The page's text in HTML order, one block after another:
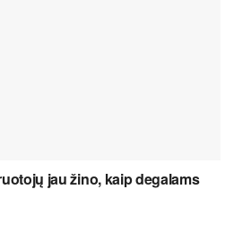
jau žino, kaip degalams